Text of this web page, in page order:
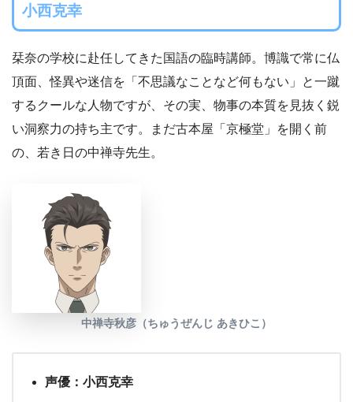
小西克幸
栞奈の学校に赴任してきた国語の臨時講師。博識で常に仏
頂面、怪異や迷信を「不思議なことなど何もない」と一蹴
するクールな人物ですが、その実、物事の本質を見抜く鋭
い洞察力の持ち主です。まだ古本屋「京極堂」を開く前
の、若き日の中禅寺先生。
中禅寺秋彦（ちゅうぜんじ あきひこ）
声優：小西克幸